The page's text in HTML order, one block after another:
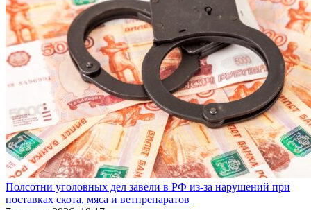
Полсотни уголовных дел завели в РФ из-за нарушений при
поставках скота, мяса и ветпрепаратов